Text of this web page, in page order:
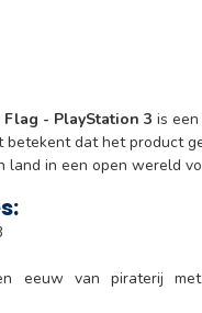
Flag - PlayStation 3 is
dat het product
land in een open wereld
eeuw van piraterij